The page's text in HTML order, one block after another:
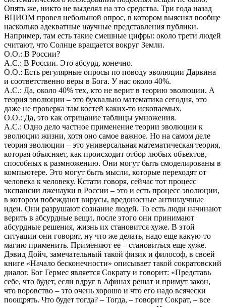
Опять же, никто не выделял на это средства. Три года назад
ВЦИОМ провел небольшой опрос, в котором выяснял вообще
насколько адекватные научные представления публики.
Например, там есть такие смешные цифры: около трети людей
считают, что Солнце вращается вокруг Земли.
О.О.: В России?
А.С.: В России. Это абсурд, конечно.
О.О.: Есть регулярные опросы по поводу эволюции Дарвина
и соответственно веры в Бога. У нас около 40%.
А.С.: Да, около 40% тех, кто не верит в теорию эволюции. А
теория эволюции – это буквально математика сегодня, это
даже не проверка там костей каких-то ископаемых.
О.О.: Да, это как отрицание таблицы умножения.
А.С.: Одно дело частное применение теории эволюции к
эволюции жизни, хотя оно самое важное. Но на самом деле
теория эволюции – это универсальная математическая теория,
которая объясняет, как происходит отбор любых объектов,
способных к размножению. Они могут быть смоделированы в
компьютере. Это могут быть мысли, которые переходят от
человека к человеку. Кстати говоря, сейчас тот процесс
экспансии лженауки в России – это и есть процесс эволюции,
в котором побеждают вирусы, вредоносные антинаучные
идеи. Они разрушают сознание людей. То есть люди начинают
верить в абсурдные вещи, после этого они принимают
абсурдные решения, жизнь их становится хуже. В этой
ситуации они говорят, ну что же делать, надо еще какую-то
магию применить. Применяют ее – становиться еще хуже.
Дэвид Дойч, замечательный такой физик и философ, в своей
книге «Начало бесконечности» описывает такой сократовский
диалог. Бог Гермес является Сократу и говорит: «Представь
себе, что будет, если вдруг в Афинах решат и примут закон,
что воровство – это очень хорошо и что его надо всячески
поощрять. Что будет тогда? – Тогда, – говорит Сократ, – все